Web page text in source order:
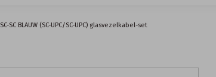
SC-SC BLAUW (SC-UPC/SC-UPC) glasvezelkabel-set